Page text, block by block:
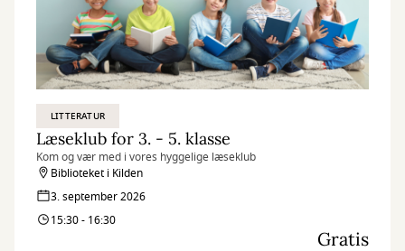
LITTERATUR
Læseklub for 3. - 5. klasse
Kom og vær med i vores hyggelige læseklub
Biblioteket i Kilden
3. september 2026
15:30 - 16:30
Gratis